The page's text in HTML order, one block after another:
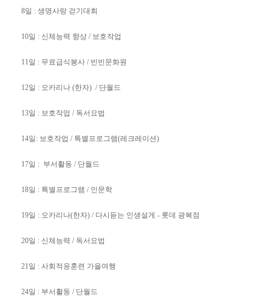
8일 : 생명사랑 걷기대회
10일 : 신체능력 향상 / 보호작업
11일 : 무료급식봉사 / 빈빈문화원
12일 : 오카리나 (한자) / 단월드
13일 : 보호작업 / 독서요법
14일: 보호작업 / 특별프로그램(레크레이션)
17일 : 부서활동 / 단월드
18일 : 특별프로그램 / 인문학
19일 : 오카리나(한자) / 다시듣는 인생설게 - 롯데 광복점
20일 : 신체능력 / 독서요법
21일 : 사회적응훈련 가을여행
24일 : 부서활동 / 단월드